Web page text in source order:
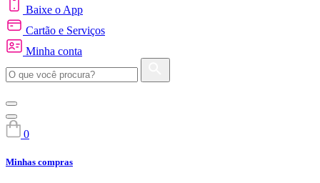
Baixe o App
Cartão e Serviços
Minha conta
0
Minhas compras